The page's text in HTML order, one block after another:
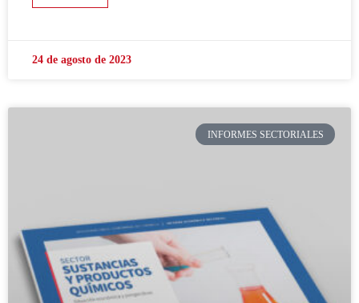
24 de agosto de 2023
INFORMES SECTORIALES